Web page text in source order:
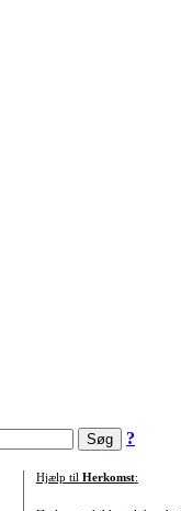
?
Hjælp til Herkomst: